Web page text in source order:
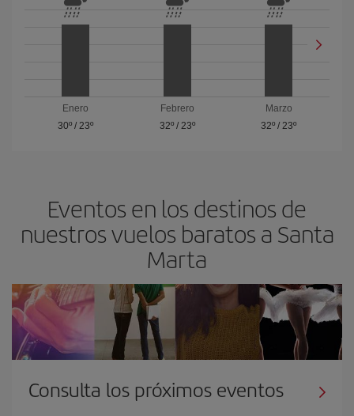
Enero
30º/ 23º
Febrero
32º/ 23º
Marzo
32º /23º
Eventos en los destinos de
nuestros vuelos baratos a Santa
Marta
Consulta los próximos eventos